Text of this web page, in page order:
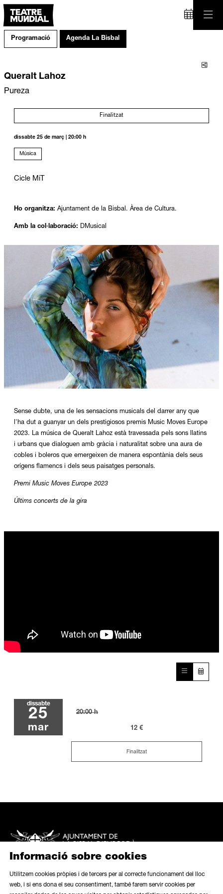
Programació Agenda La Bisbal
Queralt Lahoz
Pureza
Finalitzat
dissabte 25 de març 20:00 h
Música
Cicle MiT
Ho organitza: Ajuntament de la Bisbal. Àrea de Cultura.
Amb la col·laboració: DMusical
Sense dubte, una de les sensacions musicals del darrer any que
l'ha dut a guanyar un dels prestigiosos premis Music Moves Europe
2023. La música de Queralt Lahoz està travessada pels sons llatins
i urbans que dialoguen amb gràcia i naturalitat sobre una aura de
cobles i boleros que emergeixen de manera espontània dels seus
orígens flamencs i dels seus paisatges personals.
Premi Music Moves Europe 2023
Últims concerts de la gira
dissabte
25
mar
20:00 h
12 €
Finalitzat
Informació sobre cookies
Utilitzem cookies pròpies i de tercers per al correcte funcionament del lloc
web, i si ens dona el seu consentiment, també farem servir cookies per